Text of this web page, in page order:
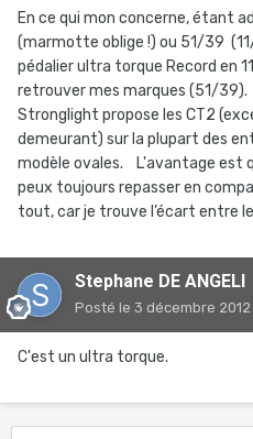
En ce qui mon concerne, étant
(marmotte oblige !) ou 51/39
pédalier ultra torque Record en
retrouver mes marques (51/39).
Stronglight propose les CT2
demeurant) sur la plupart des
modèle ovales. L'avantage est
peux toujours repasser en
tout, car je trouve l’écart entre
Stephane DE ANGELI
Posté le 3 décembre 2012
C'est un ultra torque.